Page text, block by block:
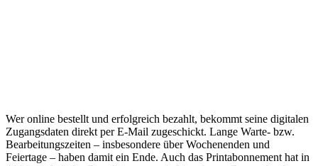
Wer online bestellt und erfolgreich bezahlt, bekommt seine digitalen
Zugangsdaten direkt per E-Mail zugeschickt. Lange Warte- bzw.
Bearbeitungszeiten – insbesondere über Wochenenden und
Feiertage – haben damit ein Ende. Auch das Printabonnement hat in